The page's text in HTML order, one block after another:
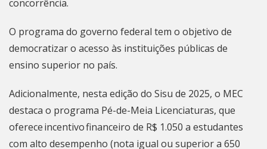
concorrência.
O programa do governo federal tem o objetivo de
democratizar o acesso às instituições públicas de
ensino superior no país.
Adicionalmente, nesta edição do Sisu de 2025, o MEC
destaca o programa Pé-de-Meia Licenciaturas, que
oferece incentivo financeiro de R$ 1.050 a estudantes
com alto desempenho (nota igual ou superior a 650